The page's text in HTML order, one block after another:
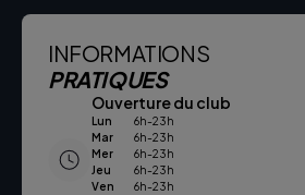
INFORMATIONS
PRATIQUES
Ouverture du club
Lun
6h-23h
Mar
6h-23h
Mer
6h-23h
Jeu
6h-23h
Ven
6h-23h